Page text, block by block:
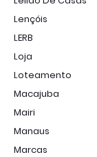
Lençóis
LERB
Loja
Loteamento
Macajuba
Mairi
Manaus
Marcas